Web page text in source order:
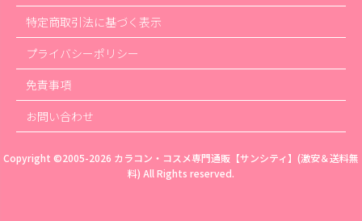
特定商取引法に基づく表示
プライバシーポリシー
免責事項
お問い合わせ
Copyright ©2005-2026 カラコン・コスメ専門通販【サンシティ】(激安＆送料無
料) All Rights reserved.